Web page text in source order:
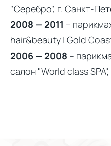
"Серебро", г. Санкт-
2008 — 2011 –
hair&beauty | Gold
2006 — 2008 –
салон "World class